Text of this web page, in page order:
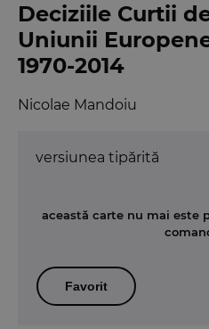
Deciziile Curtii
Uniunii
1970-2014
Nicolae Mandoiu
versiunea tipărită
această carte nu mai este
Favorit